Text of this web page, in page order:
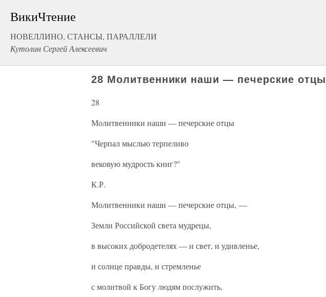
ВикиЧтение
НОВЕЛЛИНО, СТАНСЫ, ПАРАЛЛЕЛИ
Кутолин Сергей Алексеевич
28 Молитвенники наши — печерские отцы
28
Молитвенники наши — печерские отцы
"Черпал мыслью терпеливо
вековую мудрость книг?"
К.Р.
Молитвенники наши — печерские отцы, —
Земли Российской света мудрецы,
в высоких добродетелях — и свет, и удивленье,
и солнце правды, и стремленье
с молитвой к Богу людям послужить,